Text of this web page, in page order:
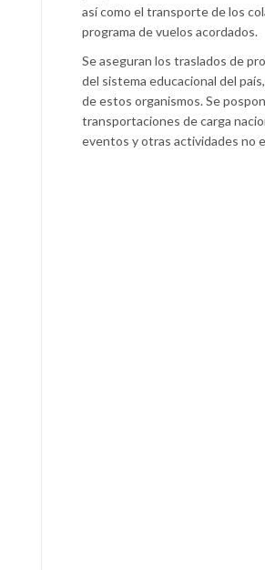
así como el transporte de los
programa de vuelos acordados.
Se aseguran los traslados de
del sistema educacional del
de estos organismos. Se
transportaciones de carga
eventos y otras actividades no